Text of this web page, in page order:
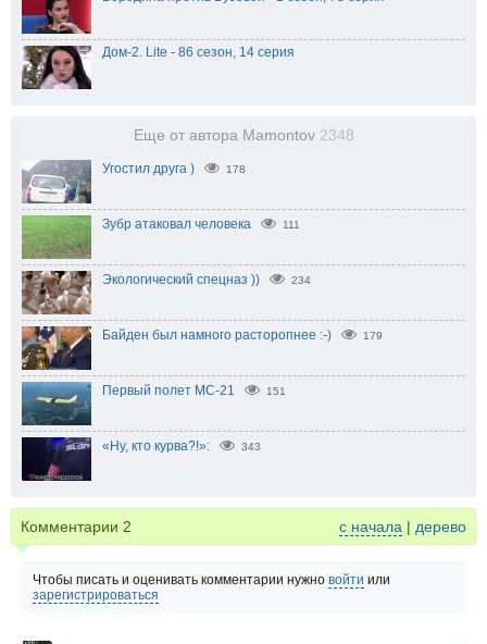
Дом-2. Lite - 86 сезон, 14 серия
Еще от автора Mamontov 2348
Угостил друга ) 178
Зубр атаковал человека 111
Экологический спецназ )) 234
Байден был намного расторопнее :-) 179
Первый полет МС-21 151
«Ну, кто курва?!»: 343
Комментарии 2 с начала | дерево
Чтобы писать и оценивать комментарии нужно войти или
зарегистрироваться